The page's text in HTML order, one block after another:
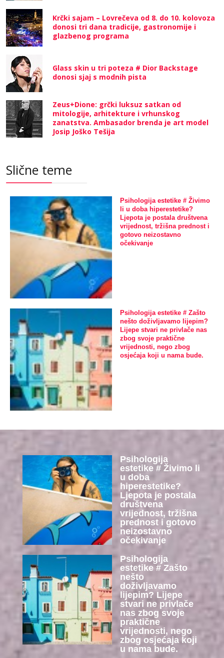
Krčki sajam – Lovrečeva od 8. do 10. kolovoza
donosi tri dana tradicije, gastronomije i
glazbenog programa
Glass skin u tri poteza # Dior Backstage
donosi sjaj s modnih pista
Zeus+Dione: grčki luksuz satkan od
mitologije, arhitekture i vrhunskog
zanatstva. Ambasador brenda je art model
Josip Joško Tešija
Slične teme
Psihologija estetike # Živimo
li u doba hiperestetike?
Ljepota je postala društvena
vrijednost, tržišna prednost i
gotovo neizostavno
očekivanje
Psihologija estetike # Zašto
nešto doživljavamo lijepim?
Lijepe stvari ne privlače nas
zbog svoje praktične
vrijednosti, nego zbog
osjećaja koji u nama bude.
Psihologija
estetike # Živimo li
u doba
hiperestetike?
Ljepota je postala
društvena
vrijednost, tržišna
prednost i gotovo
neizostavno
očekivanje
Psihologija
estetike # Zašto
nešto
doživljavamo
lijepim? Lijepe
stvari ne privlače
nas zbog svoje
praktične
vrijednosti, nego
zbog osjećaja koji
u nama bude.